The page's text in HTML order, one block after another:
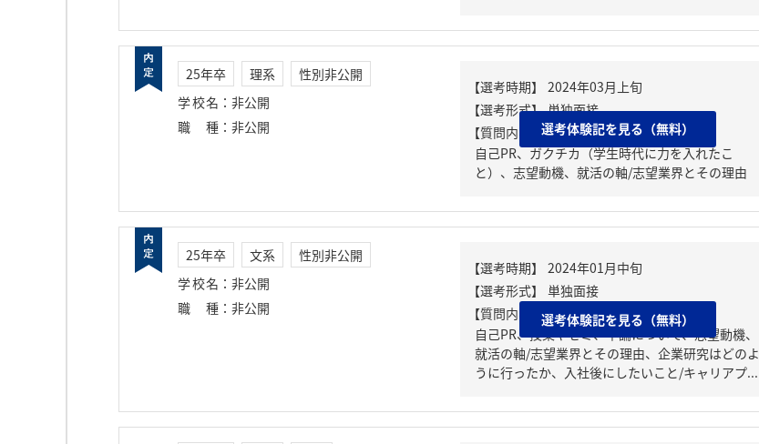
25年卒 理系
性別非公開
学校名 ： 非公開
職種 ： 非公開
【質問内容・課題】
自己PR、ガクチカ（学生時代に力を入れたこ
と）、志望動機、就活の軸/志望業界とその理由
選考体験記を見る（無料）
25年卒 文系
性別非公開
学校名 ： 非公開
職種 ： 非公開
【質問内容・課題】
自己PR、授業やゼミ、卒論について、志望動機、
就活の軸/志望業界とその理由、企業研究はどのよ
うに行ったか、入社後にしたいこと/キャリアプ...
選考体験記を見る（無料）